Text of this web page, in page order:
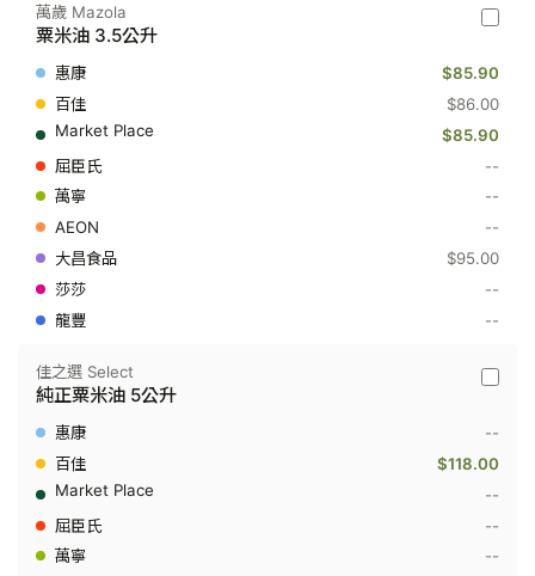
萬
Mazola
-
粟
油
升
萬歲 Mazola
粟米油 3.5公升
$85.90
$86.00
$85.90
--
--
--
$95.00
--
--
佳
-
正
油
佳之選 Select
純正粟米油 5公升
--
$118.00
--
--
--